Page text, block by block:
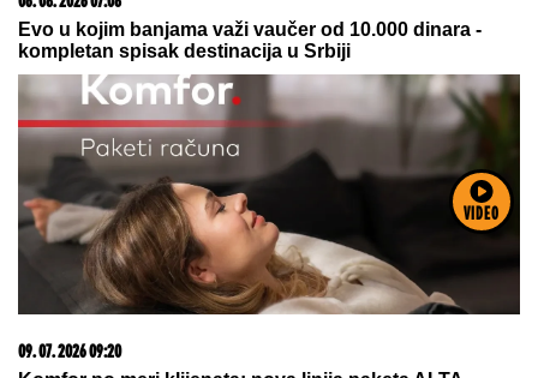
VIDEO
Evo u kojim banjama važi vaučer od 10.000 dinara -
kompletan spisak destinacija u Srbiji
09. 07. 2026 09:20